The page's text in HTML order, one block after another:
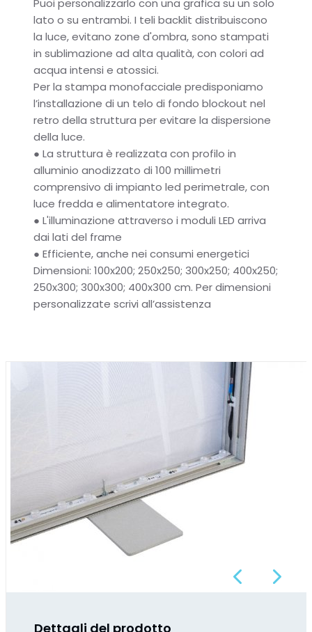
Puoi personalizzarlo con una grafica su un solo
lato o su entrambi. I teli backlit distribuiscono
la luce, evitano zone d'ombra, sono stampati
in sublimazione ad alta qualità, con colori ad
acqua intensi e atossici.
Per la stampa monofacciale predisponiamo
l’installazione di un telo di fondo blockout nel
retro della struttura per evitare la dispersione
della luce.
● La struttura è realizzata con profilo in
alluminio anodizzato di 100 millimetri
comprensivo di impianto led perimetrale, con
luce fredda e alimentatore integrato.
● L'illuminazione attraverso i moduli LED arriva
dai lati del frame
● Efficiente, anche nei consumi energetici
Dimensioni: 100x200; 250x250; 300x250; 400x250;
250x300; 300x300; 400x300 cm. Per dimensioni
personalizzate scrivi all’assistenza
Dettagli del prodotto